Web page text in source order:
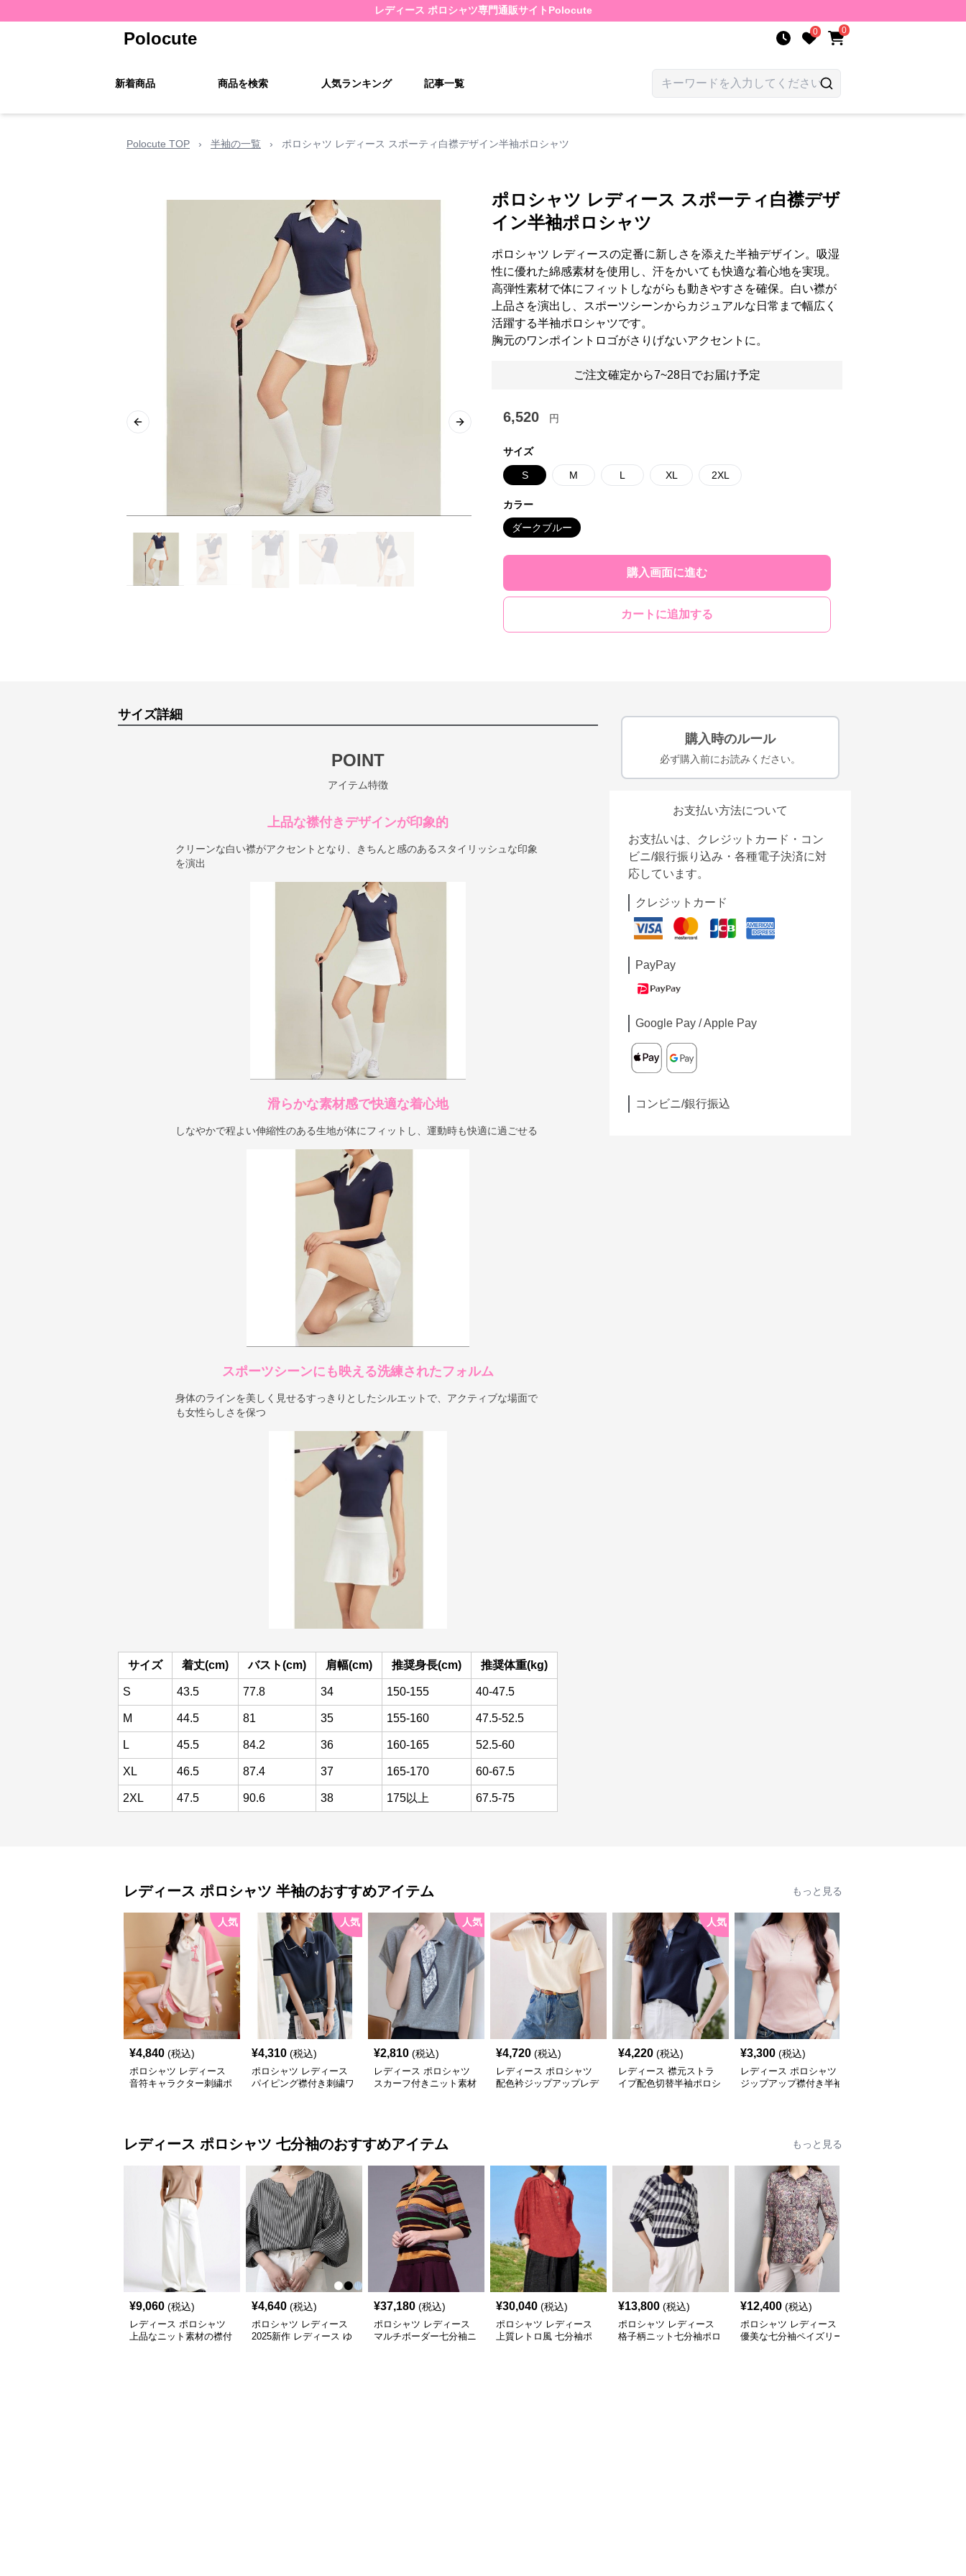
レディース ポロシャツ専門通販サイト Polocute
Polocute 0 0
新着商品 商品を検索 人気ランキング 記事一覧
Polocute TOP › 半袖の一覧 › ポロシャツ レディース スポーティ白襟デザイン半袖ポロシャツ
Previous slide Next slide
ポロシャツ レディース スポーティ白襟デザ
イン半袖ポロシャツ
ポロシャツ レディースの定番に新しさを添えた半袖デザイン。吸湿
性に優れた綿感素材を使用し、汗をかいても快適な着心地を実現。
高弾性素材で体にフィットしながらも動きやすさを確保。白い襟が
上品さを演出し、スポーツシーンからカジュアルな日常まで幅広く
活躍する半袖ポロシャツです。
胸元のワンポイントロゴがさりげないアクセントに。
ご注文確定から7~28日でお届け予定
6,520 円
サイズ
S M L XL 2XL
カラー
ダークブルー
購入画面に進む
カートに追加する
サイズ詳細
POINT
アイテム特徴
上品な襟付きデザインが印象的
クリーンな白い襟がアクセントとなり、きちんと感のあるスタイリッシュな印象
を演出
滑らかな素材感で快適な着心地
しなやかで程よい伸縮性のある生地が体にフィットし、運動時も快適に過ごせる
スポーツシーンにも映える洗練されたフォルム
身体のラインを美しく見せるすっきりとしたシルエットで、アクティブな場面で
も女性らしさを保つ
サイズ 着丈(cm) バスト(cm) 肩幅(cm) 推奨身長(cm) 推奨体重(kg)
S 43.5 77.8 34 150-155 40-47.5
M 44.5 81 35 155-160 47.5-52.5
L 45.5 84.2 36 160-165 52.5-60
XL 46.5 87.4 37 165-170 60-67.5
2XL 47.5 90.6 38 175以上 67.5-75
購入時のルール
必ず購入前にお読みください。
お支払い方法について
お支払いは、クレジットカード・コン
ビニ/銀行振り込み・各種電子決済に対
応しています。
クレジットカード
PayPay
Google Pay / Apple Pay
コンビニ/銀行振込
レディース ポロシャツ 半袖のおすすめアイテム もっと見る
人気
¥4,840 (税込)
ポロシャツ レディース
音符キャラクター刺繍ポ
人気
¥4,310 (税込)
ポロシャツ レディース
パイピング襟付き刺繍ワ
人気
¥2,810 (税込)
レディース ポロシャツ
スカーフ付きニット素材
¥4,720 (税込)
レディース ポロシャツ
配色衿ジップアップレデ
人気
¥4,220 (税込)
レディース 襟元ストラ
イプ配色切替半袖ポロシ
¥3,300 (税込)
レディース ポロシャツ
ジップアップ襟付き半袖
レディース ポロシャツ 七分袖のおすすめアイテム もっと見る
¥9,060 (税込)
レディース ポロシャツ
上品なニット素材の襟付
¥4,640 (税込)
ポロシャツ レディース
2025新作 レディース ゆ
¥37,180 (税込)
ポロシャツ レディース
マルチボーダー七分袖ニ
¥30,040 (税込)
ポロシャツ レディース
上質レトロ風 七分袖ポ
¥13,800 (税込)
ポロシャツ レディース
格子柄ニット七分袖ポロ
¥12,400 (税込)
ポロシャツ レディース
優美な七分袖ペイズリー